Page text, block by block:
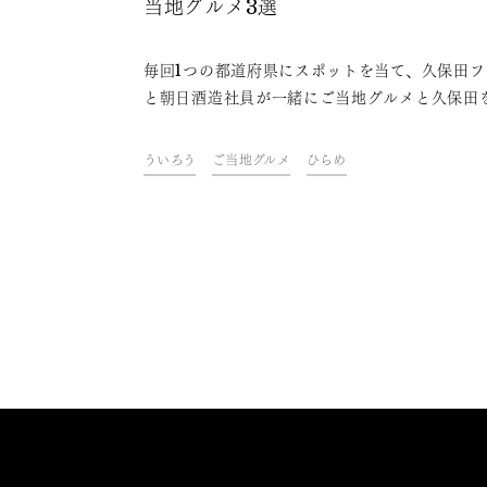
当地グルメ3選
毎回1つの都道府県にスポットを当て、久保田
と朝日酒造社員が一緒にご当地グルメと久保田
楽しむオンラインイベント「久保田ご当地グルメ
部」。今回は、山口県をテーマに開催しました
ういろう ご当地グルメ ひらめ